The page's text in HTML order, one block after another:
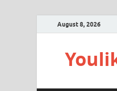
August 8, 2026